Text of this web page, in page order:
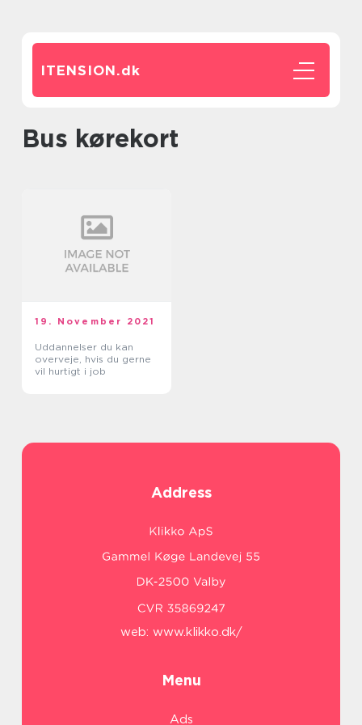
ITENSION.dk
bus kørekort
19. November 2021
Uddannelser du kan
overveje, hvis du gerne
vil hurtigt i job
Address
web: www.klikko.dk/
Menu
Ads